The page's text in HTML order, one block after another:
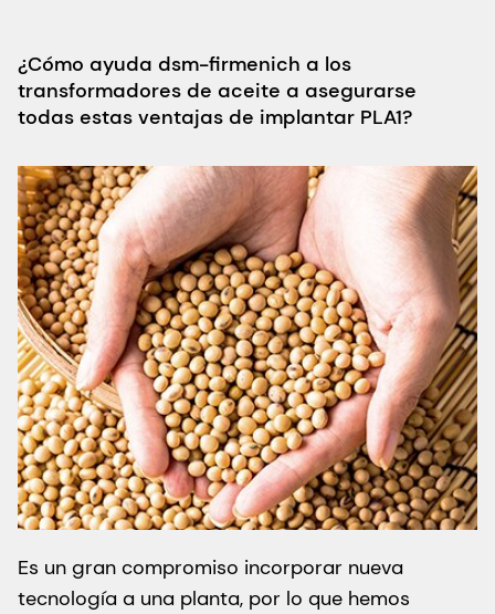
¿Cómo ayuda dsm-firmenich a los
transformadores de aceite a asegurarse
todas estas ventajas de implantar PLA1?
Es un gran compromiso incorporar nueva
tecnología a una planta, por lo que hemos